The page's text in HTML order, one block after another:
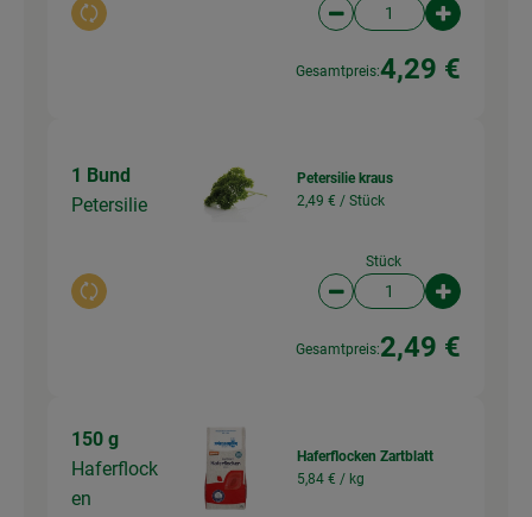
Auswahl ändern Artikelanzahl
Gesamtpreis:4,29 €
1 Bund
Petersilie
Auswahl ändern
Petersilie kraus
2,49 € / Stück
Stück
Artikelanzahl
Gesamtpreis:2,49 €
150 g
Haferflock
en
Haferflocken Zartblatt
5,84 € / kg